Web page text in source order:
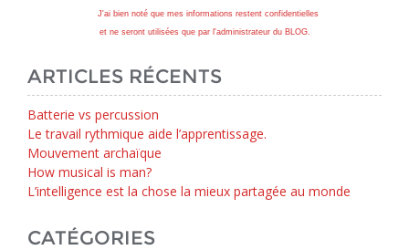
J'ai bien noté que mes informations restent confidentielles
et ne seront utilisées que par l'administrateur du BLOG.
ARTICLES RÉCENTS
Batterie vs percussion
Le travail rythmique aide l’apprentissage.
Mouvement archaïque
How musical is man?
L’intelligence est la chose la mieux partagée au monde
CATÉGORIES